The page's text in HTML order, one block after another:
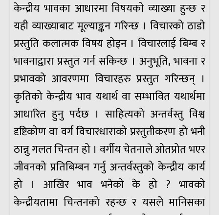
केन्द्रीय भावका आधारमा विषयको व्याख्या हुन्छ र
यही व्याख्याबाट मूल्याङ्कन गरिन्छ । विचारको ठाडो
प्रस्तुति कलात्मक विषय होइन । विचारलाई बिम्ब र
भावनाद्वारा प्रस्तुत गर्न सकिन्छ । अनुभूति, भावना र
प्रभावको आवरणमा विचारहरु प्रस्तुत गरिन्छन् ।
कृतिको केन्द्रीय भाव यथार्थ वा सम्भावित यथार्थमा
आधारित हुनु पर्दछ । साहित्यको अन्तर्वस्तु विश्व
दृष्टिकोण वा वर्ग विचारधाराको प्रस्तुतीकरण हो भनी
ठान्नु गलत चिन्तन हो । वर्गीय चेतनाले ओतप्रोत भएर
जीवनको प्रतिबिम्बन गर्नु अन्तर्वस्तुको केन्द्रीय कार्य
हो । आखिर भाव भनेको के हो ? भावको
केन्द्रीयतामा चिन्तनको रहन्छ र यसले मानिसका